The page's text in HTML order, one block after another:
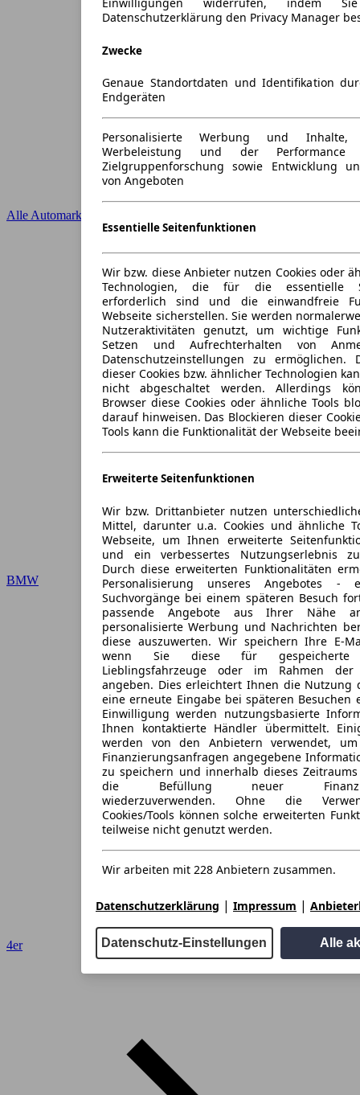
Einwilligungen widerrufen, indem
Datenschutzerklärung den Privacy Manager
Zwecke
Genaue Standortdaten und Identifikation
Endgeräten
Personalisierte Werbung und Inhalte,
Werbeleistung und der
Zielgruppenforschung sowie Entwicklung
von Angeboten
Essentielle Seitenfunktionen
Wir bzw. diese Anbieter nutzen Cookies oder
Technologien, die für die essentielle
erforderlich sind und die einwandfreie
Webseite sicherstellen. Sie werden
Nutzeraktivitäten genutzt, um wichtige
Setzen und Aufrechterhalten von
Datenschutzeinstellungen zu ermöglichen.
dieser Cookies bzw. ähnlicher Technologien
nicht abgeschaltet werden. Allerdings
Browser diese Cookies oder ähnliche Tools
darauf hinweisen. Das Blockieren dieser
Tools kann die Funktionalität der Webseite
Erweiterte Seitenfunktionen
Wir bzw. Drittanbieter nutzen
Mittel, darunter u.a. Cookies und ähnliche
Webseite, um Ihnen erweiterte
und ein verbessertes Nutzungserlebnis
Durch diese erweiterten Funktionalitäten
Personalisierung unseres Angebotes
Suchvorgänge bei einem späteren Besuch
passende Angebote aus Ihrer Nähe
personalisierte Werbung und Nachrichten
diese auszuwerten. Wir speichern Ihre E-
wenn Sie diese für gespeicherte
Lieblingsfahrzeuge oder im Rahmen der
angeben. Dies erleichtert Ihnen die Nutzung
eine erneute Eingabe bei späteren
Einwilligung werden nutzungsbasierte
Ihnen kontaktierte Händler übermittelt.
werden von den Anbietern verwendet,
Finanzierungsanfragen angegebene
zu speichern und innerhalb dieses
die Befüllung neuer
wiederzuverwenden. Ohne die
Cookies/Tools können solche erweiterten
teilweise nicht genutzt werden.
Wir arbeiten mit 228 Anbietern zusammen.
Datenschutzerklärung | Impressum |
Datenschutz-Einstellungen Alle
Alle Automarken
BMW
4er